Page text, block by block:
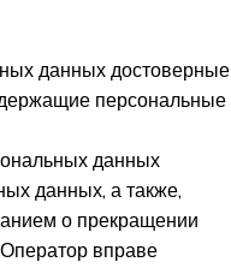
данных достоверные
персональные
данных
данных, а также,
о прекращении
вправе